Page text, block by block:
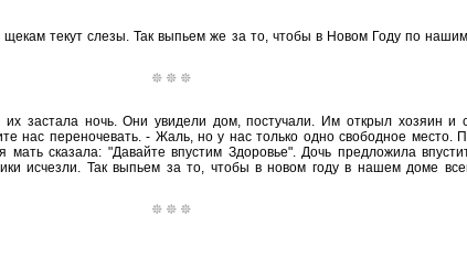
щекам текут слезы. Так выпьем же за то, чтобы в Новом Году по
застала ночь. Они увидели дом, постучали. Им открыл хозяин и
нас переночевать. - Жаль, но у нас только одно свободное место.
мать сказала: "Давайте впустим Здоровье". Дочь предложила
исчезли. Так выпьем за то, чтобы в новом году в нашем доме